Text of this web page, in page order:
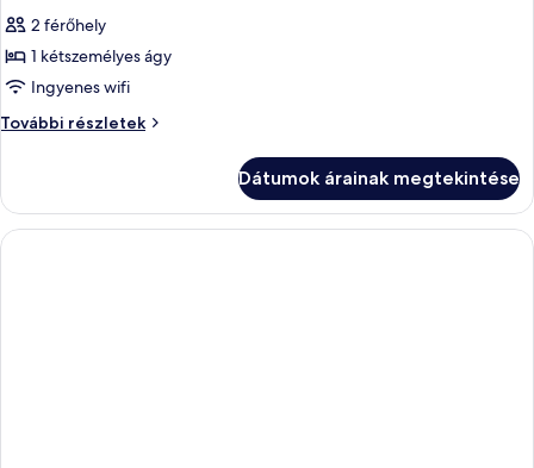
2 férőhely
1 kétszemélyes ágy
Ingyenes wifi
További részletek
Szoba
Dátumok árainak megtekintése